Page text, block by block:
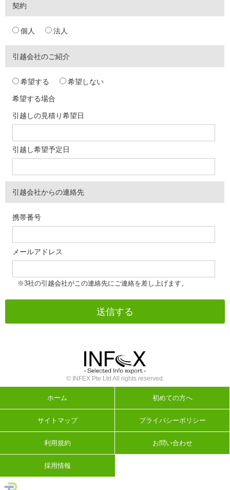
契約
個人 法人
引越会社のご紹介
希望する 希望しない
希望する場合
引越しの見積り希望日
引越し希望予定日
引越会社からの連絡先
携帯番号
メールアドレス
※3社の引越会社がこの連絡先にご連絡を差し上げます。
© INFEX Pte Ltd All rights reserved.
ホーム 初めての方へ
サイトマップ プライバシーポリシー
利用規約 お問い合わせ
採用情報